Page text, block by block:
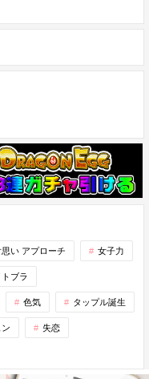
思い アプローチ 女子力
ブラ
色気 タップル誕生
失恋